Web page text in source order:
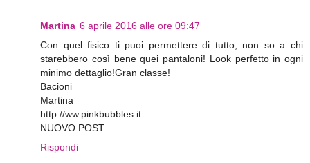
Martina 6 aprile 2016 alle ore 09:47
Con quel fisico ti puoi permettere di tutto, non so a chi
starebbero così bene quei pantaloni! Look perfetto in ogni
minimo dettaglio!Gran classe!
Bacioni
Martina
http://ww.pinkbubbles.it
NUOVO POST
Rispondi